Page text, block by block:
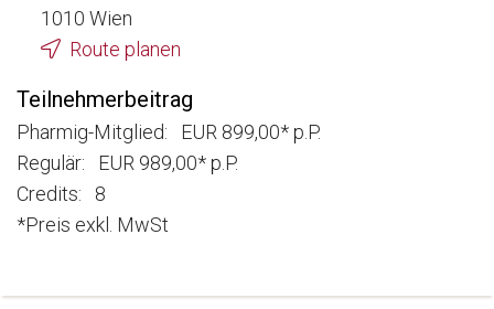
1010 Wien
Route planen
Teilnehmerbeitrag
Pharmig-Mitglied: EUR 899,00* p.P.
Regulär: EUR 989,00* p.P.
Credits: 8
*Preis exkl. MwSt